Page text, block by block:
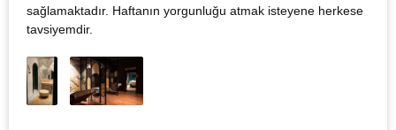
sağlamaktadır. Haftanın yorgunluğu atmak isteyene herkese
tavsiyemdir.